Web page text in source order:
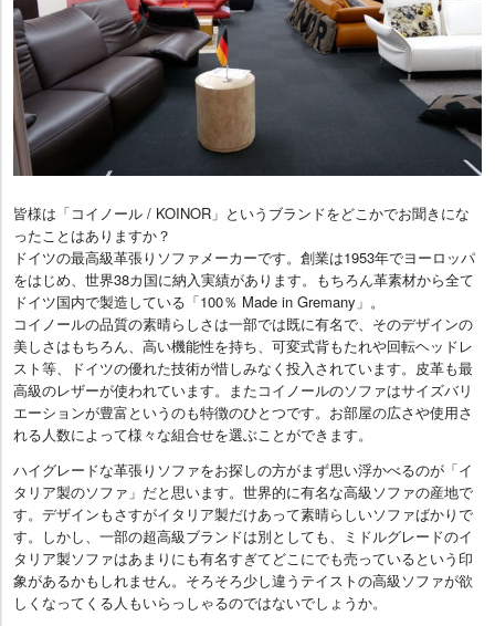
皆様は「コイノール / KOINOR」というブランドをどこかでお聞きにな
ったことはありますか？
ドイツの最高級革張りソファメーカーです。創業は1953年でヨーロッパ
をはじめ、世界38カ国に納入実績があります。もちろん革素材から全て
ドイツ国内で製造している「100％ Made in Gremany」。
コイノールの品質の素晴らしさは一部では既に有名で、そのデザインの
美しさはもちろん、高い機能性を持ち、可変式背もたれや回転ヘッドレ
スト等、ドイツの優れた技術が惜しみなく投入されています。皮革も最
高級のレザーが使われています。またコイノールのソファはサイズバリ
エーションが豊富というのも特徴のひとつです。お部屋の広さや使用さ
れる人数によって様々な組合せを選ぶことができます。
ハイグレードな革張りソファをお探しの方がまず思い浮かべるのが「イ
タリア製のソファ」だと思います。世界的に有名な高級ソファの産地で
す。デザインもさすがイタリア製だけあって素晴らしいソファばかりで
す。しかし、一部の超高級ブランドは別としても、ミドルグレードのイ
タリア製ソファはあまりにも有名すぎてどこにでも売っているという印
象があるかもしれません。そろそろ少し違うテイストの高級ソファが欲
しくなってくる人もいらっしゃるのではないでしょうか。